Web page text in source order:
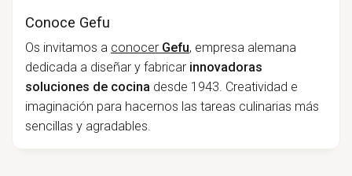
Conoce Gefu
Os invitamos a conocer Gefu, empresa alemana
dedicada a diseñar y fabricar innovadoras
soluciones de cocina desde 1943. Creatividad e
imaginación para hacernos las tareas culinarias más
sencillas y agradables.